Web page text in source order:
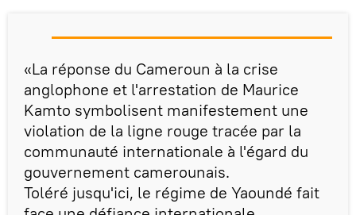
«La réponse du Cameroun à la crise
anglophone et l'arrestation de Maurice
Kamto symbolisent manifestement une
violation de la ligne rouge tracée par la
communauté internationale à l'égard du
gouvernement camerounais.
Toléré jusqu'ici, le régime de Yaoundé fait